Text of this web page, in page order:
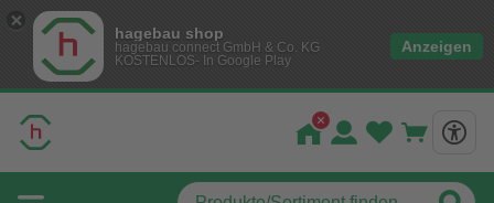
hagebau shop
hagebau connect GmbH & Co. KG
KOSTENLOS- In Google Play
Anzeigen